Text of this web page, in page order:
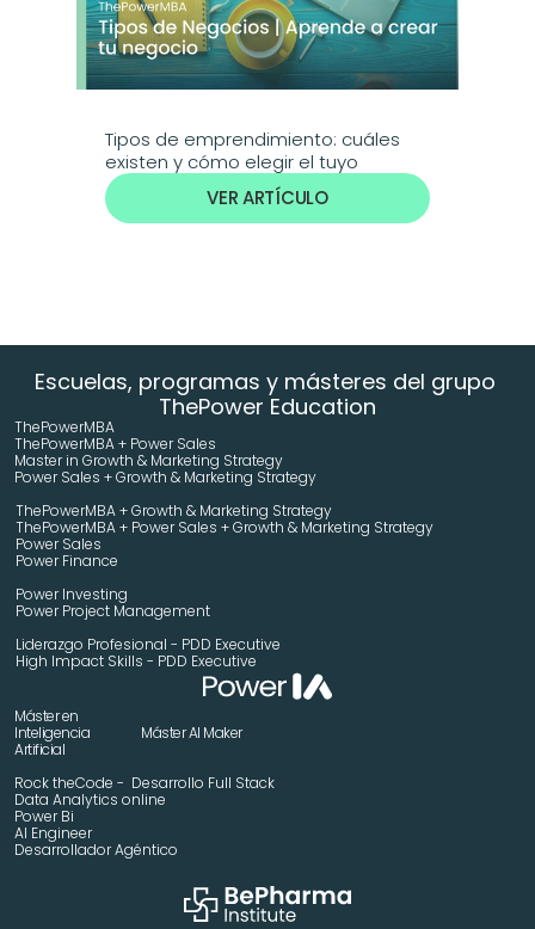
Tipos de emprendimiento: cuáles
existen y cómo elegir el tuyo
VER ARTÍCULO
Escuelas, programas y másteres del grupo
ThePower Education
ThePowerMBA
ThePowerMBA + Power Sales
Master in Growth & Marketing Strategy
Power Sales + Growth & Marketing Strategy
ThePowerMBA + Growth & Marketing Strategy
ThePowerMBA + Power Sales + Growth & Marketing Strategy
Power Sales
Power Finance
Power Investing
Power Project Management
Liderazgo Profesional - PDD Executive
High Impact Skills - PDD Executive
Máster en
Inteligencia
Artificial
Máster AI Maker
Rock theCode -  Desarrollo Full Stack
Data Analytics online
Power Bi
AI Engineer
Desarrollador Agéntico